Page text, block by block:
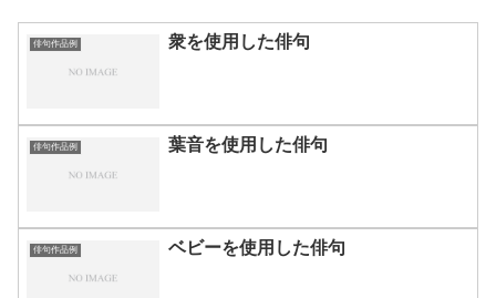
俳句作品例 衆を使用した俳句
俳句作品例 葉音を使用した俳句
俳句作品例 ベビーを使用した俳句